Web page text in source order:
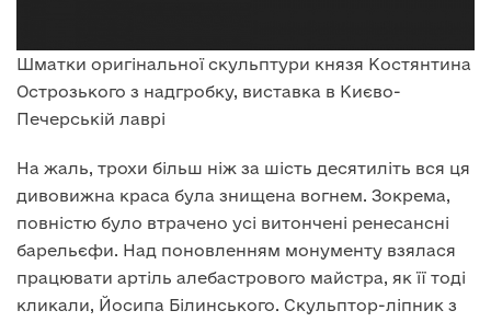
Шматки оригінальної скульптури князя Костянтина
Острозького з надгробку, виставка в Києво-
Печерській лаврі
На жаль, трохи більш ніж за шість десятиліть вся ця
дивовижна краса була знищена вогнем. Зокрема,
повністю було втрачено усі витончені ренесансні
барельєфи. Над поновленням монументу взялася
працювати артіль алебастрового майстра, як її тоді
кликали, Йосипа Білинського. Скульптор-ліпник з